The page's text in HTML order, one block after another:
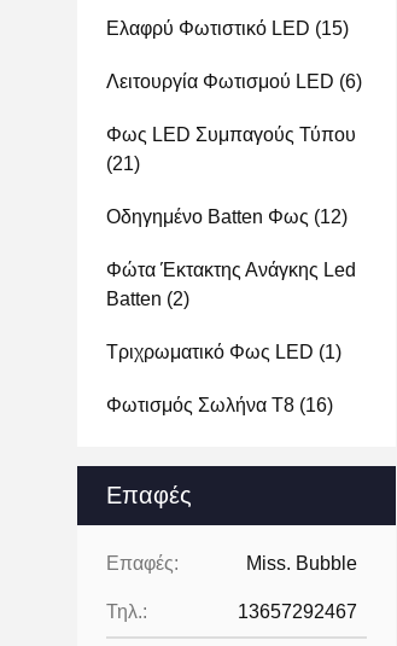
Ελαφρύ Φωτιστικό LED (15)
Λειτουργία Φωτισμού LED (6)
Φως LED Συμπαγούς Τύπου
(21)
Οδηγημένο Batten Φως (12)
Φώτα Έκτακτης Ανάγκης Led
Batten (2)
Τριχρωματικό Φως LED (1)
Φωτισμός Σωλήνα T8 (16)
Επαφές
Επαφές: Miss. Bubble
Τηλ.: 13657292467